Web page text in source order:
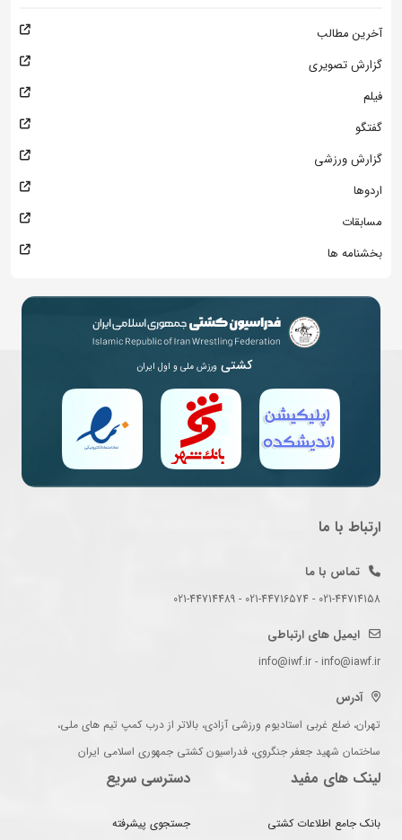
آخرین مطالب
گزارش تصویری
فیلم
گفتگو
گزارش ورزشی
اردوها
مسابقات
بخشنامه ها
کشتی ورزش ملی و اول ایران
ارتباط با ما
تماس با ما
021-44714158 - 021-44716574 - 021-44714489
ایمیل های ارتباطی
info@iwf.ir - info@iawf.ir
آدرس
تهران، ضلع غربی استادیوم ورزشی آزادی، بالاتر از درب کمپ تیم های ملی،
ساختمان شهید جعفر جنگروی، فدراسیون کشتی جمهوری اسلامی ایران
لینک های مفید
بانک جامع اطلاعات کشتی
دسترسی سریع
جستجوی پیشرفته